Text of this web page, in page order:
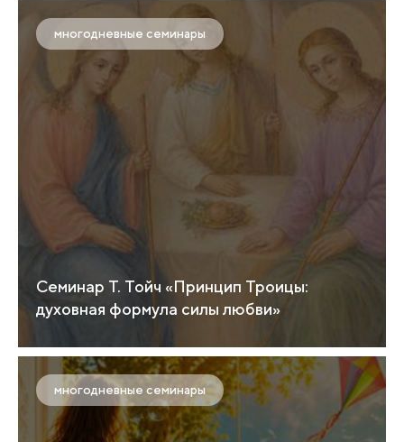
многодневные семинары
Семинар Т. Тойч «Принцип Троицы:
духовная формула силы любви»
многодневные семинары